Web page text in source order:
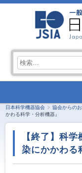
日本科学機器協会 協会からの
かわる科学・分析機器』
【終了】科
染にかかわる